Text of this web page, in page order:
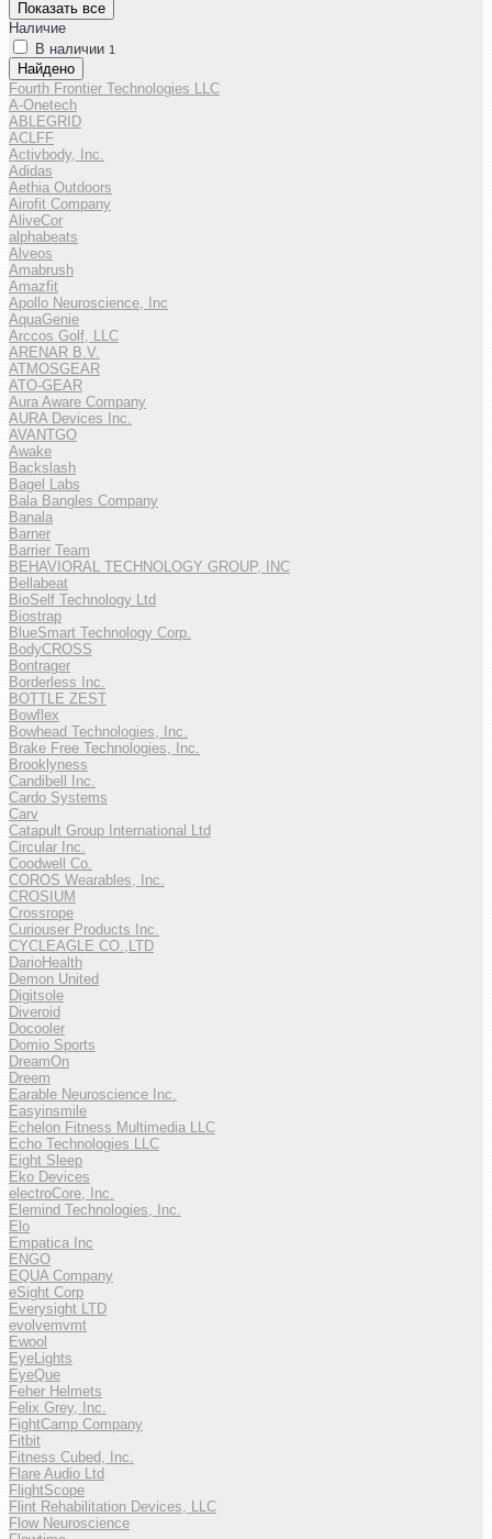
Показать все
Наличие
В наличии 1
Найдено
Fourth Frontier Technologies LLC
A-Onetech
ABLEGRID
ACLFF
Activbody, Inc.
Adidas
Aethia Outdoors
Airofit Company
AliveCor
alphabeats
Alveos
Amabrush
Amazfit
Apollo Neuroscience, Inc
AquaGenie
Arccos Golf, LLC
ARENAR B.V.
ATMOSGEAR
ATO-GEAR
Aura Aware Company
AURA Devices Inc.
AVANTGO
Awake
Backslash
Bagel Labs
Bala Bangles Company
Banala
Barner
Barrier Team
BEHAVIORAL TECHNOLOGY GROUP, INC
Bellabeat
BioSelf Technology Ltd
Biostrap
BlueSmart Technology Corp.
BodyCROSS
Bontrager
Borderless Inc.
BOTTLE ZEST
Bowflex
Bowhead Technologies, Inc.
Brake Free Technologies, Inc.
Brooklyness
Candibell Inc.
Cardo Systems
Carv
Catapult Group International Ltd
Circular Inc.
Coodwell Co.
COROS Wearables, Inc.
CROSIUM
Crossrope
Curiouser Products Inc.
CYCLEAGLE CO.,LTD
DarioHealth
Demon United
Digitsole
Diveroid
Docooler
Domio Sports
DreamOn
Dreem
Earable Neuroscience Inc.
Easyinsmile
Echelon Fitness Multimedia LLC
Echo Technologies LLC
Eight Sleep
Eko Devices
electroCore, Inc.
Elemind Technologies, Inc.
Elo
Empatica Inc
ENGO
EQUA Company
eSight Corp
Everysight LTD
evolvemvmt
Ewool
EyeLights
EyeQue
Feher Helmets
Felix Grey, Inc.
FightCamp Company
Fitbit
Fitness Cubed, Inc.
Flare Audio Ltd
FlightScope
Flint Rehabilitation Devices, LLC
Flow Neuroscience